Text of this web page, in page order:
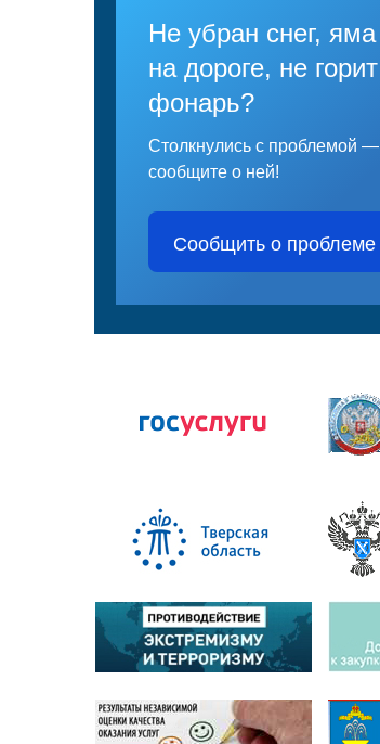
Не убран снег, яма
на дороге, не горит
фонарь?
Столкнулись с проблемой —
сообщите о ней!
Сообщить о проблеме